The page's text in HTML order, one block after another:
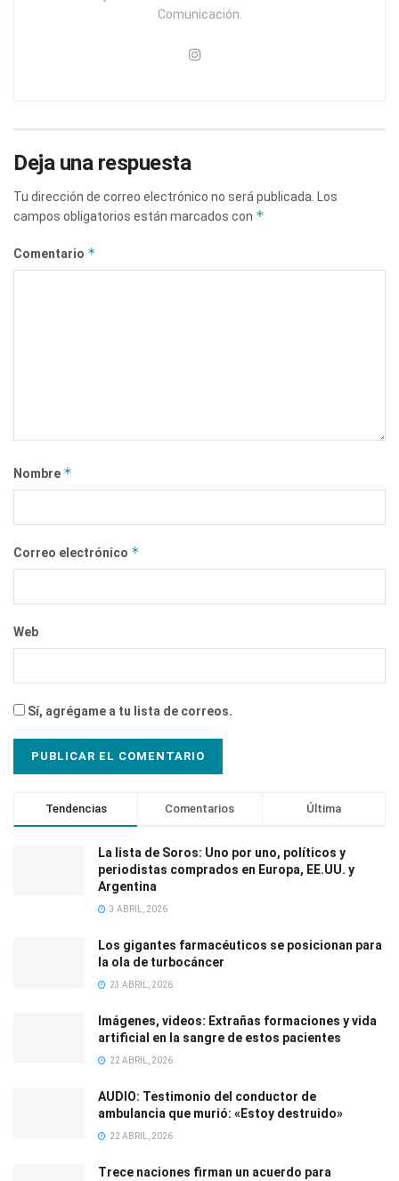
Comunicación.
Deja una respuesta
Tu dirección de correo electrónico no será publicada.
Los
campos obligatorios están marcados con *
Comentario *
Nombre *
Correo electrónico *
Web
Sí, agrégame a tu lista de correos.
Tendencias Comentarios Última
La lista de Soros: Uno por uno, políticos y
periodistas comprados en Europa, EE.UU. y
Argentina
3 ABRIL, 2026
Los gigantes farmacéuticos se posicionan para
la ola de turbocáncer
23 ABRIL, 2026
Imágenes, videos: Extrañas formaciones y vida
artificial en la sangre de estos pacientes
22 ABRIL, 2026
AUDIO: Testimonio del conductor de
ambulancia que murió: «Estoy destruido»
22 ABRIL, 2026
Trece naciones firman un acuerdo para